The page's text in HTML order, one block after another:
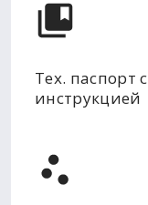
Тех. паспорт с
инструкцией